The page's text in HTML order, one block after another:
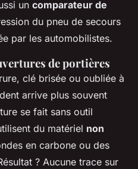
un comparateur de
du pneu de secours
par les automobilistes.
de portières
clé brisée ou oubliée à
arrive plus souvent
se fait sans outil
du matériel non
en carbone ou des
? Aucune trace sur